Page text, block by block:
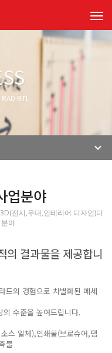
RAD BTL
업분야
전시,무대,인테리어 디자인)디
야
의 결과물을 제공합니
드의 경험으로 차별화된 메세
수준을 높여드립니다.
스 일체),인쇄물(브로슈어,팸
물